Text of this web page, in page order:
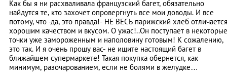
Как бы я ни расхваливала французский багет, обязательно
найдутся те, кто захочет опровергнуть все мои доводы. И все
потому, что -да, это правда!- НЕ ВЕСЬ парижский хлеб отличается
хорошим качеством и вкусом. О ужас!..Он поступает в некоторые
точки уже замороженным и наполовину готовым! К сожалению,
это так. И я очень прошу вас- не ищите настоящий багет в
ближайшем супермаркете! Такая покупка обернется, как
минимум, разочарованием, если не болями в желудке…